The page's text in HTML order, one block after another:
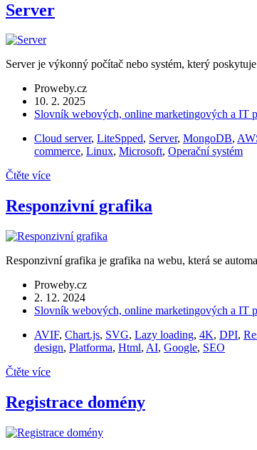
Server
Server je výkonný počítač nebo systém, který
Proweby.cz
10. 2. 2025
Slovník webových, online marketingových a IT
Cloud server, LiteSpped, Server, MongoDB,
commerce, Linux, Microsoft, Operační systém
Čtěte více
Responzivní grafika
Responzivní grafika je grafika na webu, která se
Proweby.cz
2. 12. 2024
Slovník webových, online marketingových a IT
AVIF, Chart.js, SVG, Lazy loading, 4K, DPI,
design, Platforma, Html, AI, Google, SEO
Čtěte více
Registrace domény